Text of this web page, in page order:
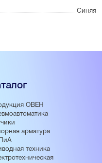
Синяя
ОВЕН
арматура
техника